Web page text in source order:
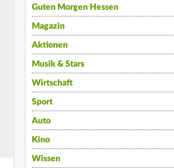
Guten Morgen Hessen
Magazin
Aktionen
Musik & Stars
Wirtschaft
Sport
Auto
Kino
Wissen